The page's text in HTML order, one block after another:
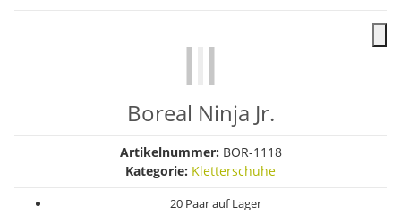
Boreal Ninja Jr.
Artikelnummer: BOR-1118
Kategorie: Kletterschuhe
20 Paar auf Lager